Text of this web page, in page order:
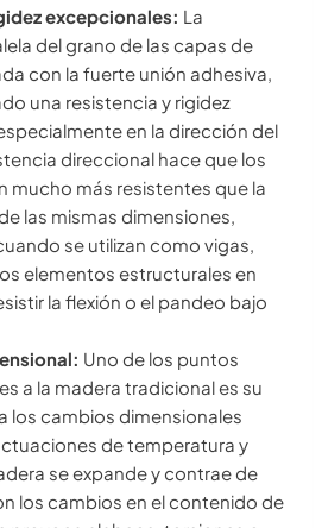
excepcionales: La
del grano de las capas de
con la fuerte unión adhesiva,
una resistencia y rigidez
en la dirección del
direccional hace que los
mucho más resistentes que la
las mismas dimensiones,
se utilizan como vigas,
elementos estructurales en
la flexión o el pandeo bajo
Uno de los puntos
a la madera tradicional es su
los cambios dimensionales
de temperatura y
se expande y contrae de
los cambios en el contenido de